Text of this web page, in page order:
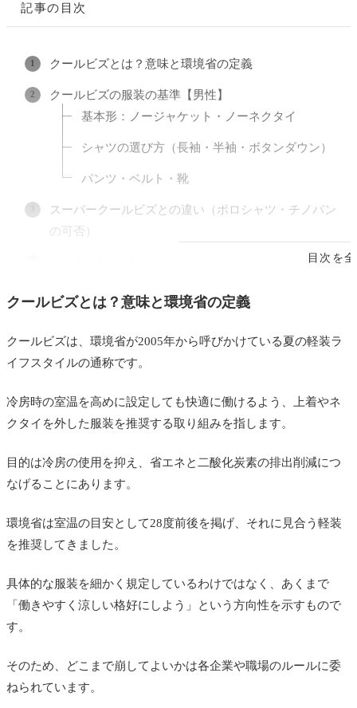
記事の目次
目次を
クールビズとは？意味と環境省の定義
クールビズの服装の基準【男性】
基本形：ノージャケット・ノーネクタイ
シャツの選び方（長袖・半袖・ボタンダウン）
パンツ・ベルト・靴
スーパークールビズとの違い（ポロシャツ・チノパン
の可否）
シーン別の正解（社内／商談・訪問／営業）
涼しく見えるクールビズコーデ例
よくある質問
か？
半袖シャツはビジネスでも大丈夫ですか？
クールビズでスニーカーは履いてよいですか？
Tシャツ一枚でも許されますか？
まとめ
クールビズとは？意味と環境省の定義
クールビズは、環境省が2005年から呼びかけている夏の軽装ラ
イフスタイルの通称です。
冷房時の室温を高めに設定しても快適に働けるよう、上着やネ
クタイを外した服装を推奨する取り組みを指します。
目的は冷房の使用を抑え、省エネと二酸化炭素の排出削減につ
なげることにあります。
環境省は室温の目安として28度前後を掲げ、それに見合う軽装
を推奨してきました。
具体的な服装を細かく規定しているわけではなく、あくまで
「働きやすく涼しい格好にしよう」という方向性を示すもので
す。
そのため、どこまで崩してよいかは各企業や職場のルールに委
ねられています。